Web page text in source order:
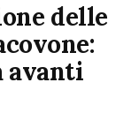
delle
avanti